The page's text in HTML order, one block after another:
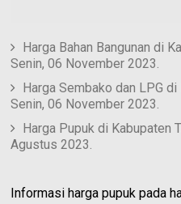
Harga Bahan Bangunan di
Senin, 06 November 2023.
Harga Sembako dan LPG
Senin, 06 November 2023.
Harga Pupuk di Kabupaten
Agustus 2023.
Informasi harga pupuk pada